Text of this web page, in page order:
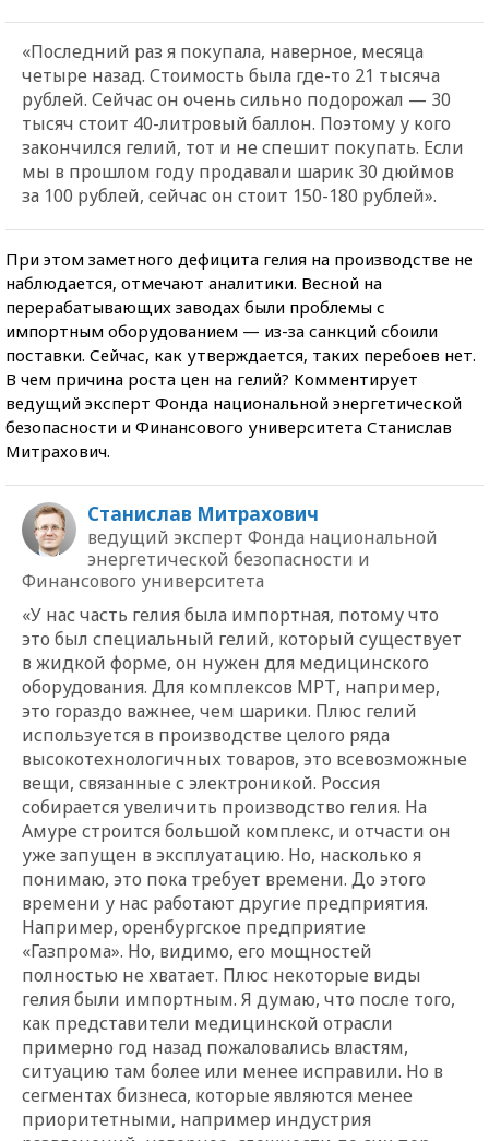
«Последний раз я покупала, наверное, месяца
четыре назад. Стоимость была где-то 21 тысяча
рублей. Сейчас он очень сильно подорожал — 30
тысяч стоит 40-литровый баллон. Поэтому у кого
закончился гелий, тот и не спешит покупать. Если
мы в прошлом году продавали шарик 30 дюймов
за 100 рублей, сейчас он стоит 150-180 рублей».
При этом заметного дефицита гелия на производстве не
наблюдается, отмечают аналитики. Весной на
перерабатывающих заводах были проблемы с
импортным оборудованием — из-за санкций сбоили
поставки. Сейчас, как утверждается, таких перебоев нет.
В чем причина роста цен на гелий? Комментирует
ведущий эксперт Фонда национальной энергетической
безопасности и Финансового университета Станислав
Митрахович.
Станислав Митрахович
ведущий эксперт Фонда национальной
энергетической безопасности и
Финансового университета
«У нас часть гелия была импортная, потому что
это был специальный гелий, который существует
в жидкой форме, он нужен для медицинского
оборудования. Для комплексов МРТ, например,
это гораздо важнее, чем шарики. Плюс гелий
используется в производстве целого ряда
высокотехнологичных товаров, это всевозможные
вещи, связанные с электроникой. Россия
собирается увеличить производство гелия. На
Амуре строится большой комплекс, и отчасти он
уже запущен в эксплуатацию. Но, насколько я
понимаю, это пока требует времени. До этого
времени у нас работают другие предприятия.
Например, оренбургское предприятие
«Газпрома». Но, видимо, его мощностей
полностью не хватает. Плюс некоторые виды
гелия были импортным. Я думаю, что после того,
как представители медицинской отрасли
примерно год назад пожаловались властям,
ситуацию там более или менее исправили. Но в
сегментах бизнеса, которые являются менее
приоритетными, например индустрия